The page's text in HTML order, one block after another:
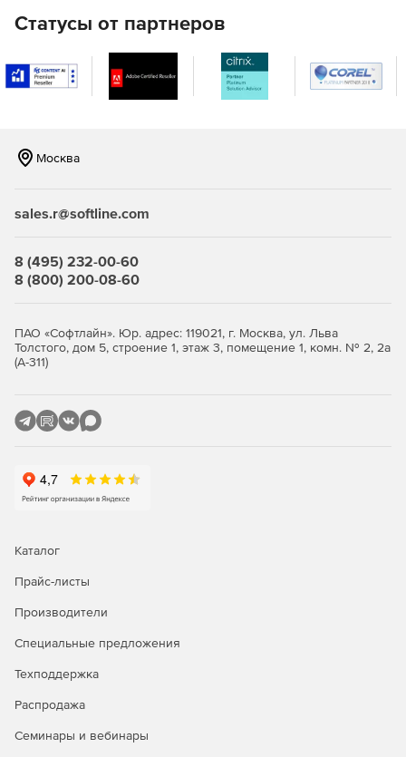
непрерывной компиляции .NET-кода в среде Visual
Studio. Платформа Visual Studio выполняет
компиляцию измененного проекта и всех зависимых
от него проектов, а Red Gate .NET Demon проверяет,
имеют ли эти изменения отношение к публичному
Silverlight.
кода стороннего ПО, генерации файлов PDB для
динамической декомпиляции в Microsoft Visual Studio.
Включает в себя настольную версию Red Gate .NET
Reflector и расширение Visual Studio. Приложение
для платформы Microsoft .NET, который может
использоваться в рамках процедур обзора, анализа,
SQL Connect
Microsoft Visual Studio, упрощающий процессы
Connect позволяет работать над кодом баз данных в
модуль для SQL Server Management Studio, Query
автоматизировать поиск объекта по его
наименованию, синтаксиса базы данных, сниппетов с
Layout автоматически обеспечивает легкую
незнакомыми скриптами.
Статусы от партнеров
Москва
sales.r@softline.com
8 (495) 232-00-60
8 (800) 200-08-60
ПАО «Софтлайн». Юр. адрес: 119021, г. Москва, ул. Льва
Толстого, дом 5, строение 1, этаж 3, помещение 1, комн. № 2, 2а
(А-311)
Каталог
Прайс-листы
Производители
Специальные предложения
Техподдержка
Распродажа
Семинары и вебинары